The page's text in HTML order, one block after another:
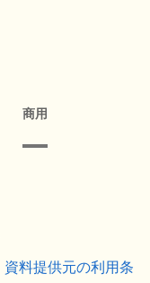
商用
資料提供元の利用条